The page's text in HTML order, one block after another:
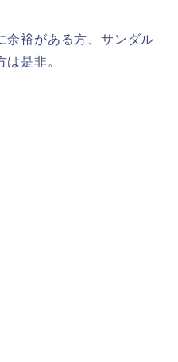
余裕がある方、サンダル
是非。